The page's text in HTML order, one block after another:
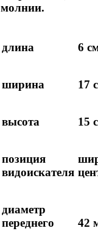
молнии.
длина 6
ширина 17
высота 15
позиция
видоискателя
диаметр
переднего
42